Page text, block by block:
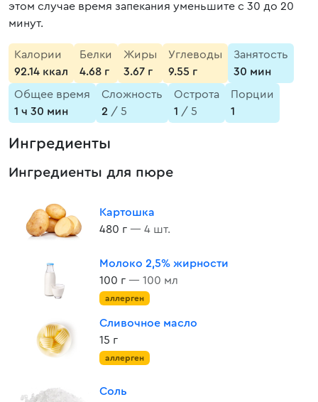
этом случае время запекания уменьшите с 30 до 20
минут.
Калории
92.14 ккал
Белки
4.68 г
Жиры
3.67 г
Углеводы
9.55 г
Занятость
30 мин
Общее время
1 ч 30 мин
Сложность
2 / 5
Острота
1 / 5
Порции
1
Ингредиенты
Ингредиенты для пюре
Картошка
480 г — 4 шт.
Молоко 2,5% жирности
100 г — 100 мл
аллерген
Сливочное масло
15 г
аллерген
Соль